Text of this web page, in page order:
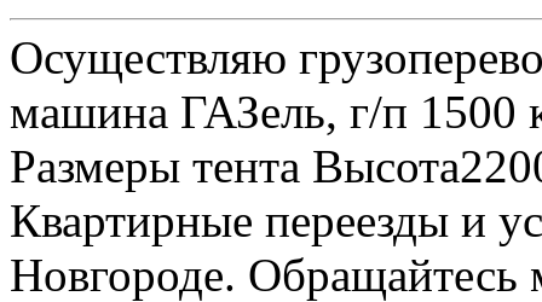
Осуществляю
машина ГАЗель, г/п 1500
Размеры тента
Квартирные переезды и
Новгороде.